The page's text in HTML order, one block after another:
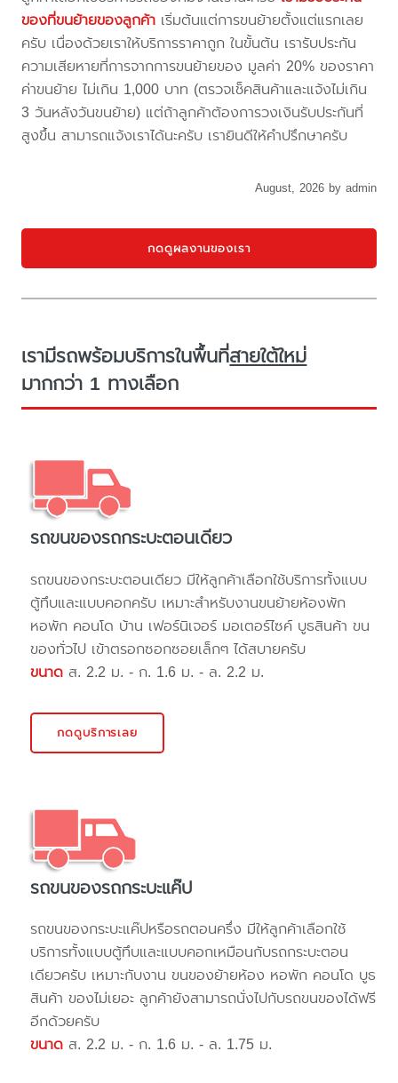
ของที่ขนย้ายของลูกค้า เริ่มต้นแต่การขนย้ายตั้งแต่แรกเลย
ครับ เนื่องด้วยเราให้บริการราคาถูก ในขั้นต้น เรารับประกัน
ความเสียหายที่การจากการขนย้ายของ มูลค่า 20% ของราคา
ค่าขนย้าย ไม่เกิน 1,000 บาท (ตรวจเช็คสินค้าและแจ้งไม่เกิน
3 วันหลังวันขนย้าย) แต่ถ้าลูกค้าต้องการวงเงินรับประกันที่
สูงขึ้น สามารถแจ้งเราได้นะครับ เรายินดีให้คำปรึกษาครับ
August, 2026 by admin
กดดูผลงานของเรา
เรามีรถพร้อมบริการในพื้นที่สายใต้ใหม่
มากกว่า 1 ทางเลือก
รถขนของรถกระบะตอนเดียว
รถขนของกระบะตอนเดียว มีให้ลูกค้าเลือกใช้บริการทั้งแบบ
ตู้ทึบและแบบคอกครับ เหมาะสำหรับงานขนย้ายห้องพัก
หอพัก คอนโด บ้าน เฟอร์นิเจอร์ มอเตอร์ไซค์ บูธสินค้า ขน
ของทั่วไป เข้าตรอกซอกซอยเล็กๆ ได้สบายครับ
ขนาด ส. 2.2 ม. - ก. 1.6 ม. - ล. 2.2 ม.
กดดูบริการเลย
รถขนของรถกระบะแค๊ป
รถขนของกระบะแค๊ปหรือรถตอนครึ่ง มีให้ลูกค้าเลือกใช้
บริการทั้งแบบตู้ทึบและแบบคอกเหมือนกับรถกระบะตอน
เดียวครับ เหมาะกับงาน ขนของย้ายห้อง หอพัก คอนโด บูธ
สินค้า ของไม่เยอะ ลูกค้ายังสามารถนั่งไปกับรถขนของได้ฟรี
อีกด้วยครับ
ขนาด ส. 2.2 ม. - ก. 1.6 ม. - ล. 1.75 ม.